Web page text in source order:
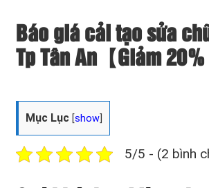
Báo giá cải tạo sửa
Tp Tân An【Giảm 20%
Mục Lục [show
5/5 - (2 bình